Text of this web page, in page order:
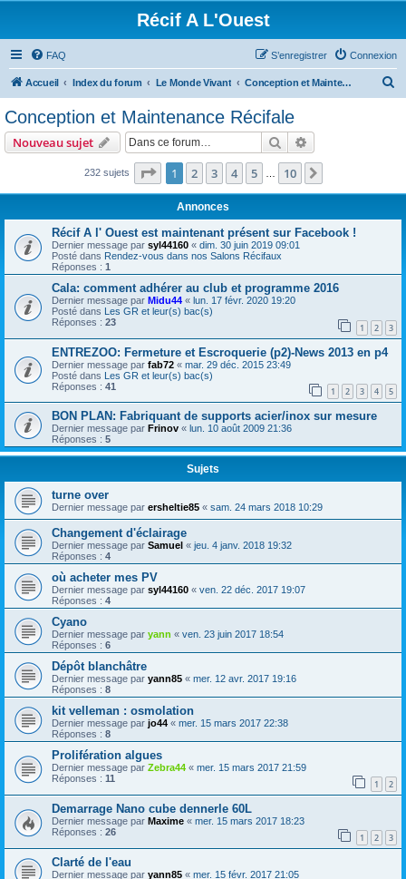
Récif A L'Ouest
FAQ Connexion
S’enregistrer
Accueil Index du forum Le Monde Vivant Conception et Maintenance Récifale
r
Conception et Maintenance Récifale
Nouveau sujet Rechercher
232 sujets Page 1sur10
1 2 3 4 5 10
Annonces
Récif A l' Ouest est maintenant présent sur Facebook !
Dernier message par syl44160 « dim. 30 juin 2019 09:01
Posté dans Rendez-vous dans nos Salons Récifaux
Réponses : 1
Cala: comment adhérer au club et programme 2016
Dernier message par Midu44 « lun. 17 févr. 2020 19:20
Posté dans Les GR et leur(s) bac(s)
Réponses : 23 1 2 3
ENTREZOO: Fermeture et Escroquerie (p2)-News 2013 en p4
Dernier message par fab72 « mar. 29 déc. 2015 23:49
Posté dans Les GR et leur(s) bac(s)
Réponses : 41 1 2 3 4 5
BON PLAN: Fabriquant de supports acier/inox sur mesure
Dernier message par Frinov « lun. 10 août 2009 21:36
Réponses : 5
Sujets
turne over
Dernier message par ersheltie85 « sam. 24 mars 2018 10:29
Changement d'éclairage
Dernier message par Samuel « jeu. 4 janv. 2018 19:32
Réponses : 4
où acheter mes PV
Dernier message par syl44160 « ven. 22 déc. 2017 19:07
Réponses : 4
Cyano
Dernier message par yann « ven. 23 juin 2017 18:54
Réponses : 6
Dépôt blanchâtre
Dernier message par yann85 « mer. 12 avr. 2017 19:16
Réponses : 8
kit velleman : osmolation
Dernier message par jo44 « mer. 15 mars 2017 22:38
Réponses : 8
Prolifération algues
Dernier message par Zebra44 « mer. 15 mars 2017 21:59
Réponses : 11 1 2
Demarrage Nano cube dennerle 60L
Dernier message par Maxime « mer. 15 mars 2017 18:23
Réponses : 26 1 2 3
Clarté de l'eau
Dernier message par yann85 « mer. 15 févr. 2017 21:05